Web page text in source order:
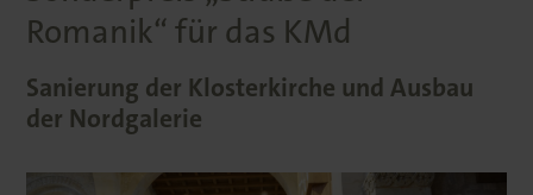
Romanik“ für das KMd
Sanierung der Klosterkirche und Ausbau
der Nordgalerie